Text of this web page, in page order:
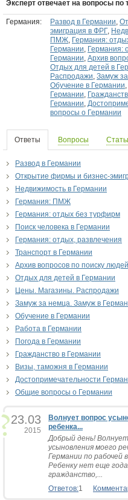
Эксперт отвечает на вопросы по
Германия: Развод в Германии,
эмиграция в ФРГ,
ПМЖ, Германия:
Германии, Германия:
Германии, Архив
Отдых для детей в
Распродажи, Замуж
Обучение в Германии,
Германии,
Германии,
вопросы о Германии
Ответы Вопросы
Развод в Германии
Открытие фирмы и бизнес-
Недвижимость в Германии
Германия: ПМЖ
Германия: отдых без турфирм
Поиск человека в Германии
Германия: отдых, развлечения
Транспорт в Германии
Архив вопросов по поиску
Отдых для детей в Германии
Цены. Магазины. Распродажи
Замуж за немца. Замуж в
Обучение в Германии
Работа в Германии
Погода в Германии
Гражданство в Германии
Визы, таможня в Германии
Достопримечательности
Общие вопросы о Германии
23.03
2015
Волнует вопрос
ребенка...
Добрый день!
усыновления моего
Германии по рабочей
Ребенку нет еще
гражданство,...
Ответов:1